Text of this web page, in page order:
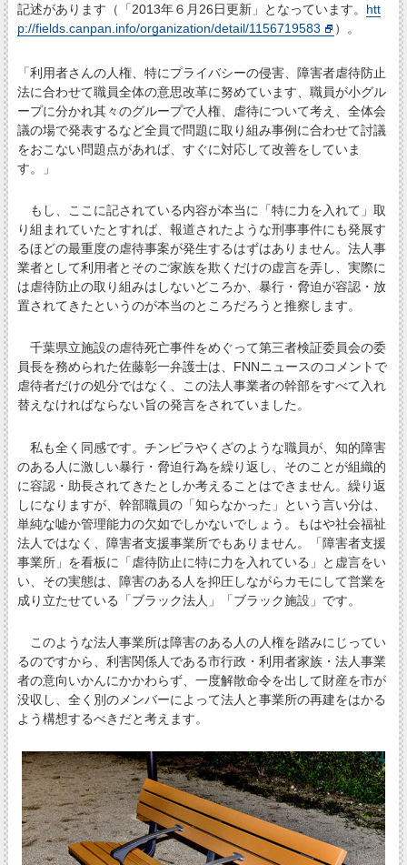
記述があります（「2013年６月26日更新」となっています。 htt
p://fields.canpan.info/organization/detail/1156719583
）。
「利用者さんの人権、特にプライバシーの侵害、障害者虐待防止
法に合わせて職員全体の意思改革に努めています、職員が小グル
ープに分かれ其々のグループで人権、虐待について考え、全体会
議の場で発表するなど全員で問題に取り組み事例に合わせて討議
をおこない問題点があれば、すぐに対応して改善をしていま
す。」
もし、ここに記されている内容が本当に「特に力を入れて」取
り組まれていたとすれば、報道されたような刑事事件にも発展す
るほどの最重度の虐待事案が発生するはずはありません。法人事
業者として利用者とそのご家族を欺くだけの虚言を弄し、実際に
は虐待防止の取り組みはしないどころか、暴行・脅迫が容認・放
置されてきたというのが本当のところだろうと推察します。
千葉県立施設の虐待死亡事件をめぐって第三者検証委員会の委
員長を務められた佐藤彰一弁護士は、FNNニュースのコメントで
虐待者だけの処分ではなく、この法人事業者の幹部をすべて入れ
替えなければならない旨の発言をされていました。
私も全く同感です。チンピラやくざのような職員が、知的障害
のある人に激しい暴行・脅迫行為を繰り返し、そのことが組織的
に容認・助長されてきたとしか考えることはできません。繰り返
しになりますが、幹部職員の「知らなかった」という言い分は、
単純な嘘か管理能力の欠如でしかないでしょう。もはや社会福祉
法人ではなく、障害者支援事業所でもありません。「障害者支援
事業所」を看板に「虐待防止に特に力を入れている」と虚言をい
い、その実態は、障害のある人を抑圧しながらカモにして営業を
成り立たせている「ブラック法人」「ブラック施設」です。
このような法人事業所は障害のある人の人権を踏みにじってい
るのですから、利害関係人である市行政・利用者家族・法人事業
者の意向いかんにかかわらず、一度解散命令を出して財産を市が
没収し、全く別のメンバーによって法人と事業所の再建をはかる
よう構想するべきだと考えます。